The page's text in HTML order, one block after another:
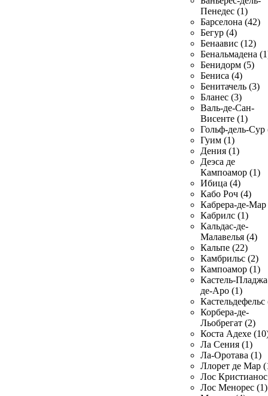
Пенедес (1)
Барселона (42)
Бегур (4)
Бенаавис (12)
Бенальмадена
Бенидорм (5)
Бениса (4)
Бенитачель (3)
Бланес (3)
Валь-де-Сан-
Висенте (1)
Гольф-дель-Сур
Гуим (1)
Дения (1)
Деэса де
Кампоамор (1)
Ибица (4)
Кабо Роч (4)
Кабрера-де-Мар
Кабрилс (1)
Кальдас-де-
Малавелья (4)
Кальпе (22)
Камбрильс (2)
Кампоамор (1)
Кастель-
де-Аро (1)
Кастельдефельс
Корбера-де-
Льобрегат (2)
Коста Адехе
Ла Сения (1)
Ла-Оротава (1)
Ллорет де Мар
Лос
Лос Менорес (1)